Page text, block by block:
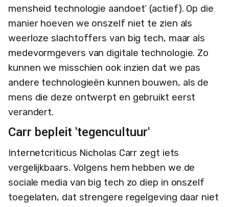
mensheid technologie aandoet’ (actief). Op die
manier hoeven we onszelf niet te zien als
weerloze slachtoffers van big tech, maar als
medevormgevers van digitale technologie. Zo
kunnen we misschien ook inzien dat we pas
andere technologieën kunnen bouwen, als de
mens die deze ontwerpt en gebruikt eerst
verandert.
Carr bepleit 'tegencultuur'
Internetcriticus Nicholas Carr zegt iets
vergelijkbaars. Volgens hem hebben we de
sociale media van big tech zo diep in onszelf
toegelaten, dat strengere regelgeving daar niet